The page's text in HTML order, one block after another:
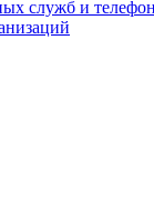
служб и